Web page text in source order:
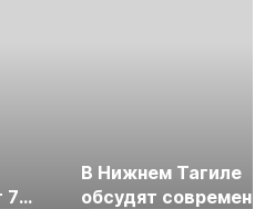
7
В Нижнем Тагиле
обсудят